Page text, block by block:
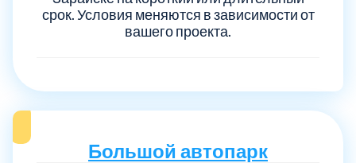
срок. Условия меняются в зависимости от
вашего проекта.
Большой автопарк